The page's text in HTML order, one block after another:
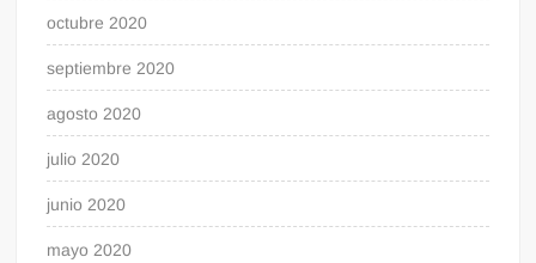
octubre 2020
septiembre 2020
agosto 2020
julio 2020
junio 2020
mayo 2020